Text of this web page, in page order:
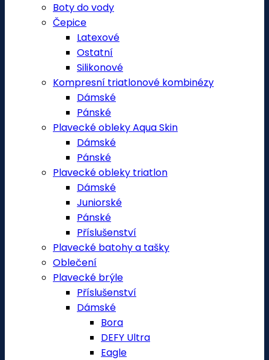
Boty do vody
Čepice
Latexové
Ostatní
Silikonové
Kompresní triatlonové kombinézy
Dámské
Pánské
Plavecké obleky Aqua Skin
Dámské
Pánské
Plavecké obleky triatlon
Dámské
Juniorské
Pánské
Příslušenství
Plavecké batohy a tašky
Oblečení
Plavecké brýle
Příslušenství
Dámské
Bora
DEFY Ultra
Eagle